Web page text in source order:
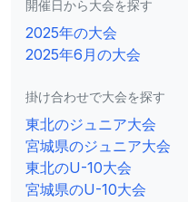
開催日から大会を探す
2025年の大会
2025年6月の大会
掛け合わせで大会を探す
東北のジュニア大会
宮城県のジュニア大会
東北のU-10大会
宮城県のU-10大会